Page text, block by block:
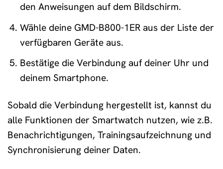
den Anweisungen auf dem Bildschirm.
Wähle deine GMD-B800-1ER aus der Liste der
verfügbaren Geräte aus.
Bestätige die Verbindung auf deiner Uhr und
deinem Smartphone.
Sobald die Verbindung hergestellt ist, kannst du
alle Funktionen der Smartwatch nutzen, wie z.B.
Benachrichtigungen, Trainingsaufzeichnung und
Synchronisierung deiner Daten.